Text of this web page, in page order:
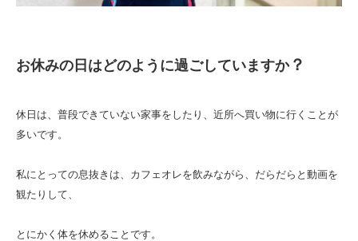
お休みの日はどのように過ごしていますか ？
休日は、普段できていない家事をしたり、近所へ買い物に行くことが
多いです。
私にとっての息抜きは、カフェオレを飲みながら、だらだらと動画を
観たりして、
とにかく体を休めることです。